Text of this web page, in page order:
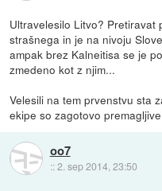
Ultravelesilo Litvo?
strašnega in je na nivoju
ampak brez Kalneitisa se je
zmedeno kot z njim...
Velesili na tem prvenstvu sta
ekipe so zagotovo
oo7
::2. sep 2014, 23:50